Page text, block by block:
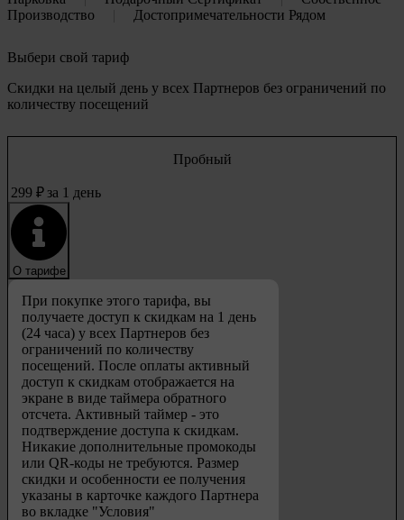
Производство
Достопримечательности Рядом
Выбери свой тариф
Скидки на целый день у всех Партнеров без ограничений по
количеству посещений
Пробный
299 ₽ за 1 день
О тарифе
При покупке этого тарифа, вы
получаете доступ к скидкам на 1 день
(24 часа) у всех Партнеров без
ограничений по количеству
посещений. После оплаты активный
доступ к скидкам отображается на
экране в виде таймера обратного
отсчета. Активный таймер - это
подтверждение доступа к скидкам.
Никакие дополнительные промокоды
или QR-коды не требуются. Размер
скидки и особенности ее получения
указаны в карточке каждого Партнера
во вкладке "Условия"